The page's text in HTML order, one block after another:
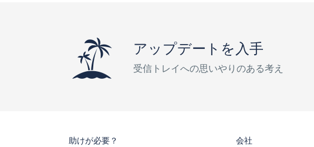
アップデートを入手
受信トレイへの思いやりのある考え
助けが必要？ 会社